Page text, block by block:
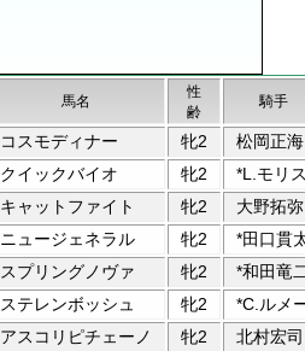
馬名
性
齢
騎手
コスモディナー 牝2
松岡正海
クイックバイオ 牝2
*L.モリ
キャットファイト 牝2
大野拓弥
ニュージェネラル 牝2
*田口貫
スプリングノヴァ 牝2
*和田竜
ステレンボッシュ 牝2
*C.ルメ
アスコリピチェーノ 牝2
北村宏司